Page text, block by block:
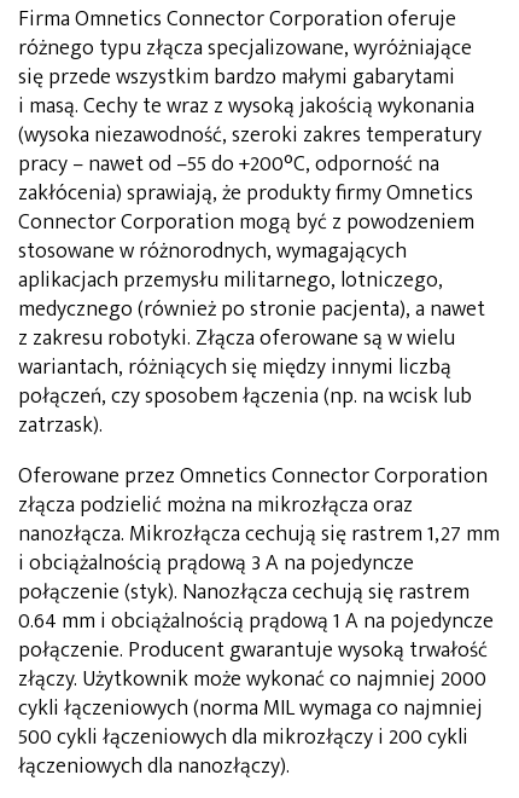
Firma Omnetics Connector Corporation oferuje
różnego typu złącza specjalizowane, wyróżniające
się przede wszystkim bardzo małymi gabarytami
i masą. Cechy te wraz z wysoką jakością wykonania
(wysoka niezawodność, szeroki zakres temperatury
pracy – nawet od –55 do +200°C, odporność na
zakłócenia) sprawiają, że produkty firmy Omnetics
Connector Corporation mogą być z powodzeniem
stosowane w różnorodnych, wymagających
aplikacjach przemysłu militarnego, lotniczego,
medycznego (również po stronie pacjenta), a nawet
z zakresu robotyki. Złącza oferowane są w wielu
wariantach, różniących się między innymi liczbą
połączeń, czy sposobem łączenia (np. na wcisk lub
zatrzask).
Oferowane przez Omnetics Connector Corporation
złącza podzielić można na mikrozłącza oraz
nanozłącza. Mikrozłącza cechują się rastrem 1,27 mm
i obciążalnością prądową 3 A na pojedyncze
połączenie (styk). Nanozłącza cechują się rastrem
0.64 mm i obciążalnością prądową 1 A na pojedyncze
połączenie. Producent gwarantuje wysoką trwałość
złączy. Użytkownik może wykonać co najmniej 2000
cykli łączeniowych (norma MIL wymaga co najmniej
500 cykli łączeniowych dla mikrozłączy i 200 cykli
łączeniowych dla nanozłączy).